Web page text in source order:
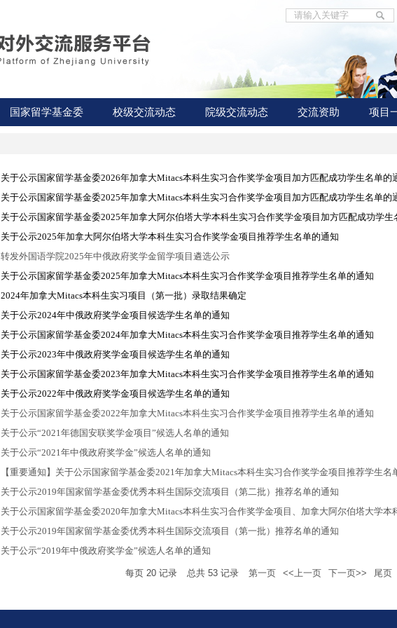
国家留学基金委 校级交流动态 院级交流动态 交流资助 项目
关于公示国家留学基金委2026年加拿大Mitacs本科生实习合作奖学金项目加方匹配成功学生名单的
关于公示国家留学基金委2025年加拿大Mitacs本科生实习合作奖学金项目加方匹配成功学生名单的
关于公示国家留学基金委2025年加拿大阿尔伯塔大学本科生实习合作奖学金项目加方匹配成功学生
关于公示2025年加拿大阿尔伯塔大学本科生实习合作奖学金项目推荐学生名单的通知
转发外国语学院2025年中俄政府奖学金留学项目遴选公示
关于公示国家留学基金委2025年加拿大Mitacs本科生实习合作奖学金项目推荐学生名单的通知
2024年加拿大Mitacs本科生实习项目（第一批）录取结果确定
关于公示2024年中俄政府奖学金项目候选学生名单的通知
关于公示国家留学基金委2024年加拿大Mitacs本科生实习合作奖学金项目推荐学生名单的通知
关于公示2023年中俄政府奖学金项目候选学生名单的通知
关于公示国家留学基金委2023年加拿大Mitacs本科生实习合作奖学金项目推荐学生名单的通知
关于公示2022年中俄政府奖学金项目候选学生名单的通知
关于公示国家留学基金委2022年加拿大Mitacs本科生实习合作奖学金项目推荐学生名单的通知
关于公示“2021年德国安联奖学金项目”候选人名单的通知
关于公示“2021年中俄政府奖学金”候选人名单的通知
【重要通知】关于公示国家留学基金委2021年加拿大Mitacs本科生实习合作奖学金项目推荐学生名
关于公示2019年国家留学基金委优秀本科生国际交流项目（第二批）推荐名单的通知
关于公示国家留学基金委2020年加拿大Mitacs本科生实习合作奖学金项目、加拿大阿尔伯塔大学本
关于公示2019年国家留学基金委优秀本科生国际交流项目（第一批）推荐名单的通知
关于公示“2019年中俄政府奖学金”候选人名单的通知
每页 20 记录 总共 53 记录 第一页 <<上一页 下一页>> 尾页